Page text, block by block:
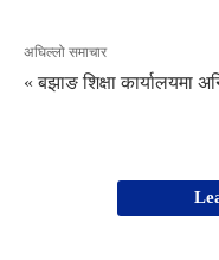
अघिल्लो समाचार
« बझाङ शिक्षा कार्यालयमा